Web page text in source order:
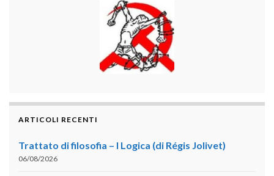
ARTICOLI RECENTI
Trattato di filosofia – I Logica (di Régis Jolivet)
06/08/2026